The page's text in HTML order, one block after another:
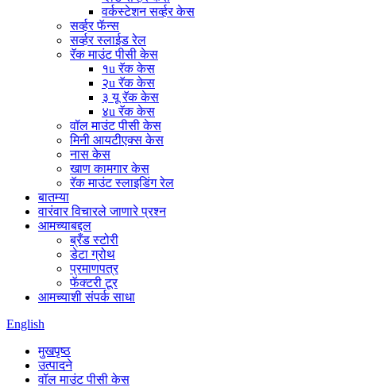
वर्कस्टेशन सर्व्हर केस
सर्व्हर फॅन्स
सर्व्हर स्लाईड रेल
रॅक माउंट पीसी केस
१u रॅक केस
२u रॅक केस
३ यू रॅक केस
४u रॅक केस
वॉल माउंट पीसी केस
मिनी आयटीएक्स केस
नास केस
खाण कामगार केस
रॅक माउंट स्लाइडिंग रेल
बातम्या
वारंवार विचारले जाणारे प्रश्न
आमच्याबद्दल
ब्रँड स्टोरी
डेटा ग्रोथ
प्रमाणपत्र
फॅक्टरी टूर
आमच्याशी संपर्क साधा
English
मुखपृष्ठ
उत्पादने
वॉल माउंट पीसी केस